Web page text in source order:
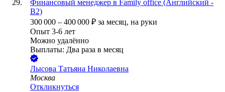
Финансовый менеджер в Family office (Английский -
В2)
300 000 – 400 000 ₽ за месяц, на руки
Опыт 3-6 лет
Можно удалённо
Выплаты: Два раза в месяц
Лысова Татьяна Николаевна
Москва
Откликнуться